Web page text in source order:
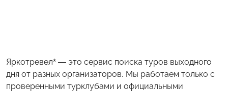
Яркотревел* — это сервис поиска туров выходного
дня от разных организаторов. Мы работаем только с
проверенными турклубами и официальными